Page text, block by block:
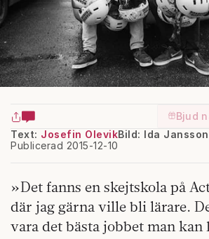
Bjud
Text: Josefin Olevik
Publicerad 2015-12-10
Bild: Ida Jansson
»Det fanns en skejtskola på
där jag gärna ville bli lärare.
vara det bästa jobbet man kan